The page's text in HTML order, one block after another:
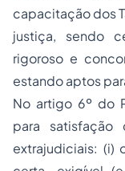
capacitação dos
justiça, sendo
rigoroso e
estando aptos
No artigo 6º do
para satisfação
extrajudiciais: (i)